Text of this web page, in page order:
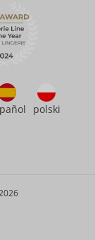
polski